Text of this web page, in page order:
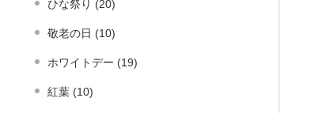
ひな祭り (20)
敬老の日 (10)
ホワイトデー (19)
紅葉 (10)